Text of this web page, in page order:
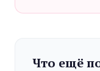
Что ещё